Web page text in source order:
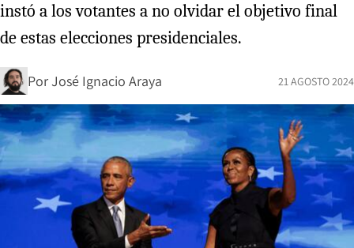
instó a los votantes a no olvidar el objetivo final
de estas elecciones presidenciales.
PorJosé Ignacio Araya 21 AGOSTO 2024